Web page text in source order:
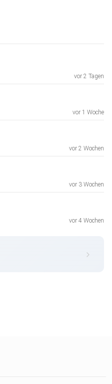
vor 2 Tagen
vor 1 Woche
vor 2 Wochen
vor 3 Wochen
vor 4 Wochen